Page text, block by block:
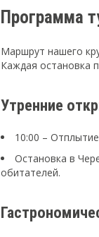
Программа
Маршрут нашего
Каждая остановка
Утренние
10:00 –
Остановка в
обитателей.